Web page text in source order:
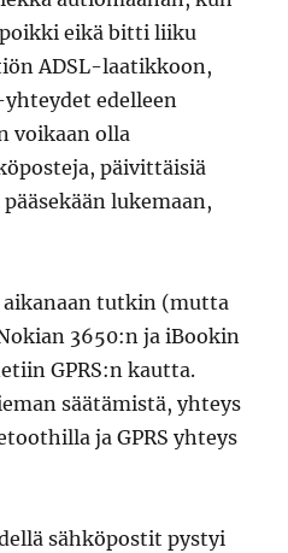
eikä bitti liiku
ADSL-laatikkoon,
yhteydet edelleen
voikaan olla
päivittäisiä
lukemaan,
tutkin (mutta
3650:n ja iBookin
GPRS:n kautta.
säätämistä, yhteys
ja GPRS yhteys
sähköpostit pystyi